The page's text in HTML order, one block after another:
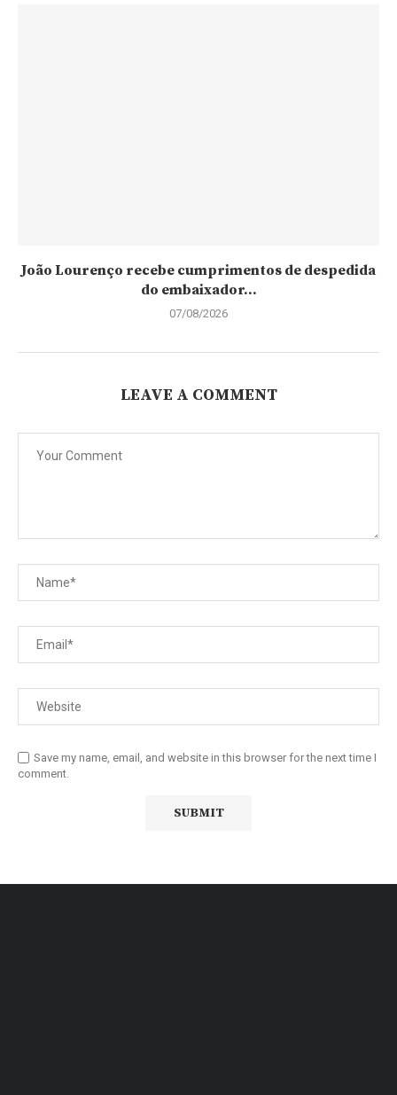
João Lourenço recebe cumprimentos de despedida
do embaixador...
07/08/2026
LEAVE A COMMENT
Save my name, email, and website in this browser for the next time I
comment.